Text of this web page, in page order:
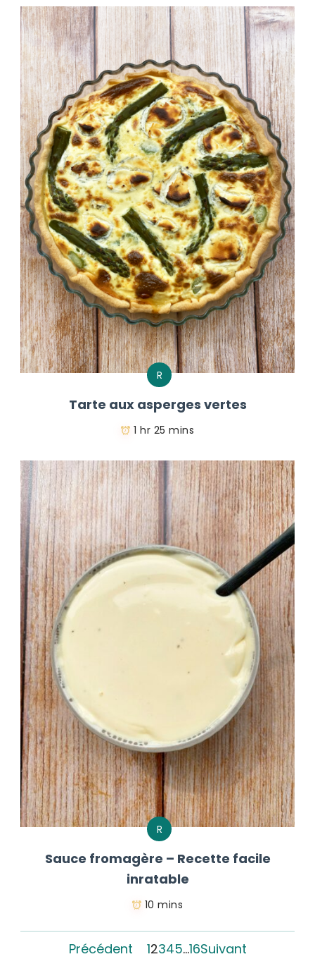
R
Tarte aux asperges vertes
1 hr 25 mins
R
Sauce fromagère – Recette facile
inratable
10 mins
Précédent 12345…16Suivant